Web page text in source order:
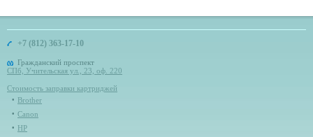
+7 (812) 363-17-10
Гражданский проспект
СПб, Учительская ул., 23, оф. 220
Стоимость заправки картриджей
Brother
Canon
HP